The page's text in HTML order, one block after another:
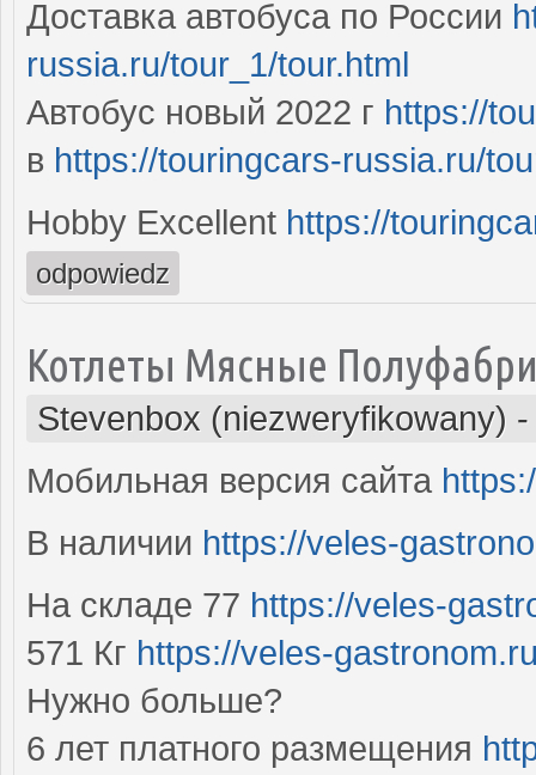
Доставка автобуса по России
russia.ru/tour_1/tour.html
Автобус новый 2022 г https://
в https://touringcars-russia.ru/
Hobby Excellent https://
odpowiedz
Котлеты Мясные
Stevenbox (niezweryfikowany)
Мобильная версия сайта
В наличии https://veles-
На складе 77 https://veles-
571 Кг https://veles-
Нужно больше?
6 лет платного размещения